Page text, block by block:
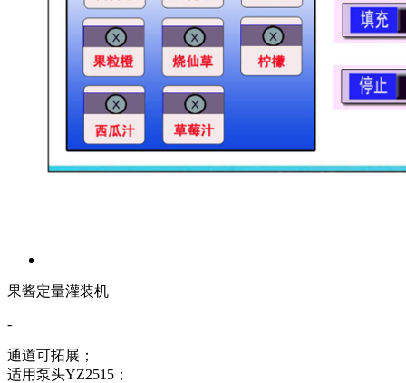
果酱定量灌装机
-
通道可拓展；
适用泵头YZ2515；